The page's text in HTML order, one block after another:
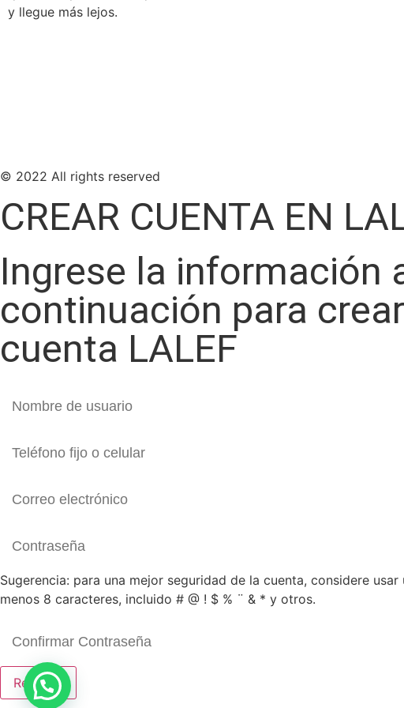
y llegue más lejos.
© 2022 All rights reserved
CREAR CUENTA EN
Ingrese la información
continuación para
cuenta LALEF
Sugerencia: para una mejor seguridad de la cuenta, considere usar
menos 8 caracteres, incluido # @ ! $ % ¨ & * y otros.
Registro